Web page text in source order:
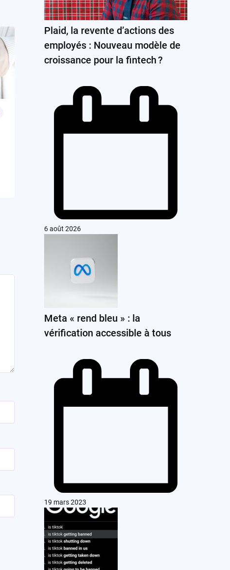
Plaid, la revente d’actions des
employés : Nouveau modèle de
croissance pour la fintech ?
6 août 2026
Meta « rend bleu » : la
vérification accessible à tous
19 mars 2023